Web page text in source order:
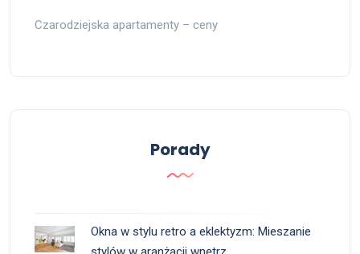
Czarodziejska apartamenty – ceny
Porady
Okna w stylu retro a eklektyzm: Mieszanie